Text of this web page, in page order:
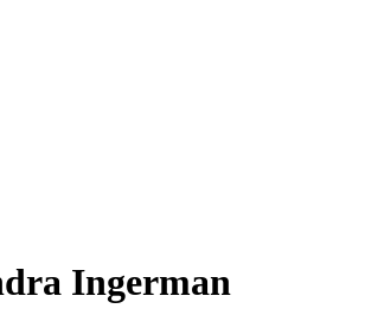
Ingerman